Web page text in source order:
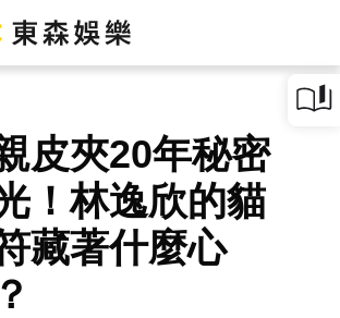
皮夾20年秘密
！林逸欣的貓
藏著什麼心